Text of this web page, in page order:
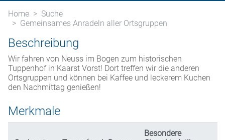
Home
Suche
Gemeinsames Anradeln aller Ortsgruppen
Beschreibung
Wir fahren von Neuss im Bogen zum historischen
Tuppenhof in Kaarst Vorst! Dort treffen wir die anderen
Ortsgruppen und können bei Kaffee und leckerem Kuchen
den Nachmittag genießen!
Merkmale
Besondere